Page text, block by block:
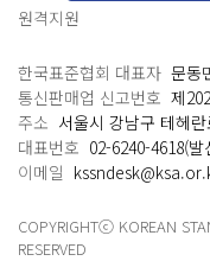
원격지원
한국표준협회 대표자 문동
통신판매업 신고번호 제
주소 서울시 강남구 테헤
대표번호 02-6240-4618(
이메일
COPYRIGHTⓒ KOREAN
RESERVED